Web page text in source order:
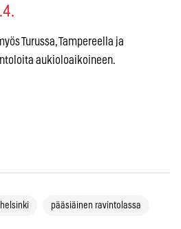
Turussa, Tampereella ja
aukioloaikoineen.
pääsiäinen ravintolassa